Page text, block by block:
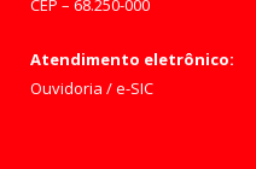
Atendimento eletrônico:
Ouvidoria /e-SIC